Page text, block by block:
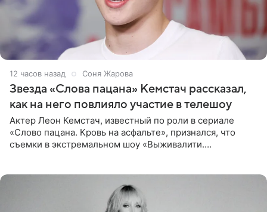
12 часов назад Соня Жарова
Звезда «Слова пацана» Кемстач рассказал,
как на него повлияло участие в телешоу
Актер Леон Кемстач, известный по роли в сериале
«Слово пацана. Кровь на асфальте», признался, что
съемки в экстремальном шоу «Выживалити.